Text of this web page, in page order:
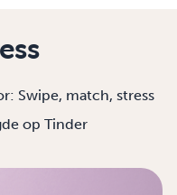
Swipe, match, stress
op Tinder